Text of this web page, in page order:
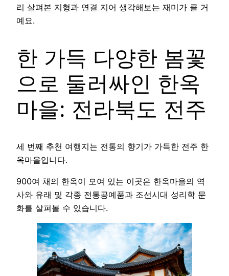
리 살펴본 지형과 연결 지어 생각해보는 재미가 클 거
예요.
한 가득 다양한 봄꽃
으로 둘러싸인 한옥
마을: 전라북도 전주
세 번째 추천 여행지는 전통의 향기가 가득한 전주 한
옥마을입니다.
900여 채의 한옥이 모여 있는 이곳은 한옥마을의 역
사와 유래 및 각종 전통공예품과 조선시대 성리학 문
화를 살펴볼 수 있습니다.